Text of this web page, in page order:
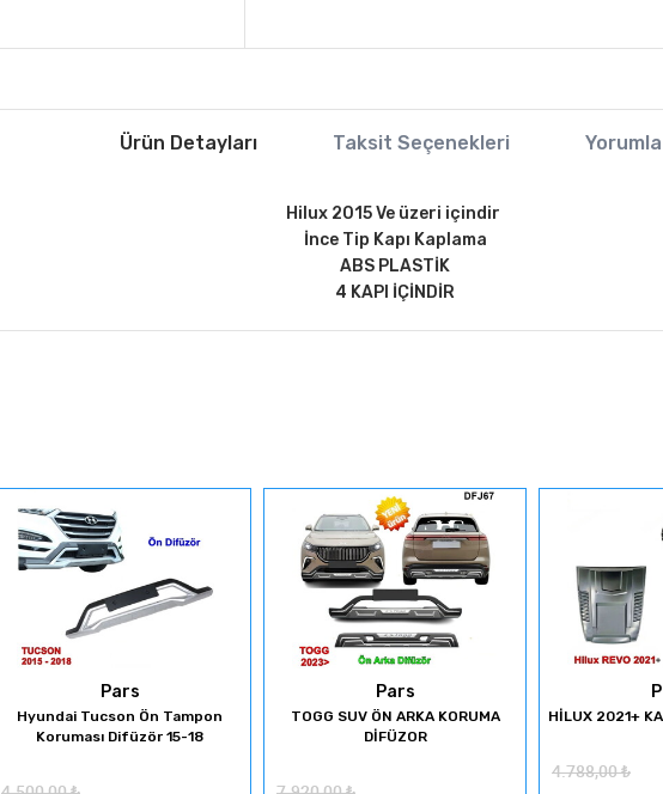
Ürün Detayları Taksit Seçenekleri
Hilux 2015 Ve üzeri içindir
İnce Tip Kapı Kaplama
ABS PLASTİK
4 KAPI İÇİNDİR
Pars
Hyundai Tucson Ön Tampon
Koruması Difüzör 15-18
Pars
TOGG SUV ÖN ARKA KORUMA
DİFÜZOR
HİLUX 2021+
4.788,00₺